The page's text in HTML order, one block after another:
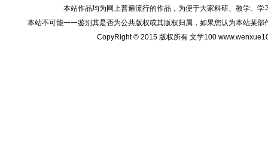
本站作品均为网上普遍流行的作品，为便于大家科研、教学、
本站不可能一一鉴别其是否为公共版权或其版权归属，如果您认为本站某
CopyRight © 2015 版权所有 文学100